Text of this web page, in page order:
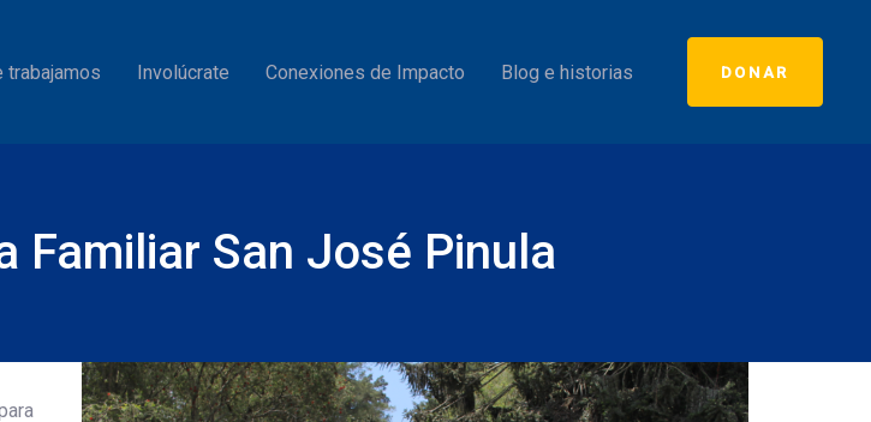
trabajamos Involúcrate Conexiones de Impacto Blog e historias DONAR
Familiar San José Pinula